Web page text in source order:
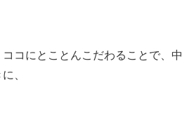
コにとことんこだわることで、中
、